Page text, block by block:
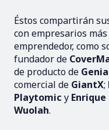
Éstos compartirán
con empresarios
emprendedor, como
fundador de
de producto de
comercial de GiantX;
Playtomic y Enrique
Wuolah.